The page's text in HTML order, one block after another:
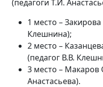
(педагоги Т.И.
1 место –
Клешнина);
2 место –
(педагог В.В.
3 место – Макаров
Анастасьева).